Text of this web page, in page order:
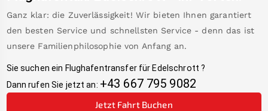
Ganz klar: die Zuverlässigkeit! Wir bieten Ihnen garantiert
den besten Service und schnellsten Service - denn das ist
unsere Familienphilosophie von Anfang an.
Sie suchen ein Flughafentransfer für Edelschrott ?
Dann rufen Sie jetzt an: +43 667 795 9082
Jetzt Fahrt Buchen